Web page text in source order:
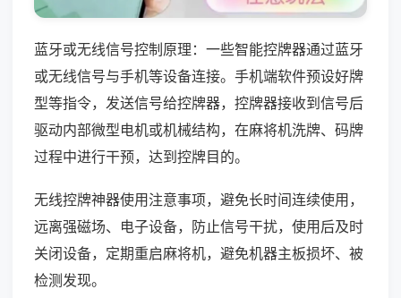
蓝牙或无线信号控制原理：一些智能控牌器通过蓝牙
或无线信号与手机等设备连接。手机端软件预设好牌
型等指令，发送信号给控牌器，控牌器接收到信号后
驱动内部微型电机或机械结构，在麻将机洗牌、码牌
过程中进行干预，达到控牌目的。
无线控牌神器使用注意事项，避免长时间连续使用，
远离强磁场、电子设备，防止信号干扰，使用后及时
关闭设备，定期重启麻将机，避免机器主板损坏、被
检测发现。